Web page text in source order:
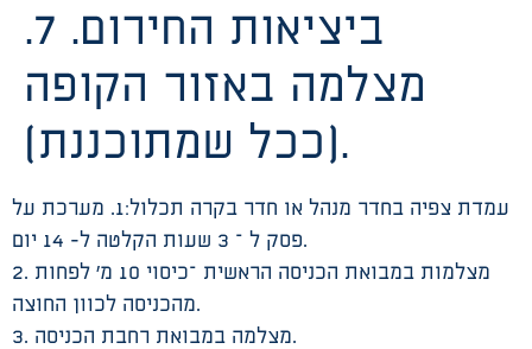
ביציאות החירום. 7.
מצלמה באזור הקופה
(ככל שמתוכננת).
עמדת צפיה בחדר מנהל או חדר בקרה תכלול:1. מערכת על
פסק ל – 3 שעות הקלטה ל- 14 יום.
2. מצלמות במבואת הכניסה הראשית –כיסוי 10 מ’ לפחות
מהכניסה לכוון החוצה.
3. מצלמה במבואת רחבת הכניסה.